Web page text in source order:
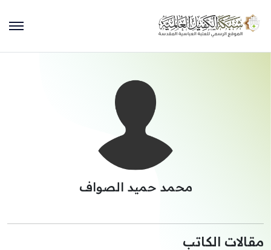
محمد حميد الصواف
مقالات الكاتب